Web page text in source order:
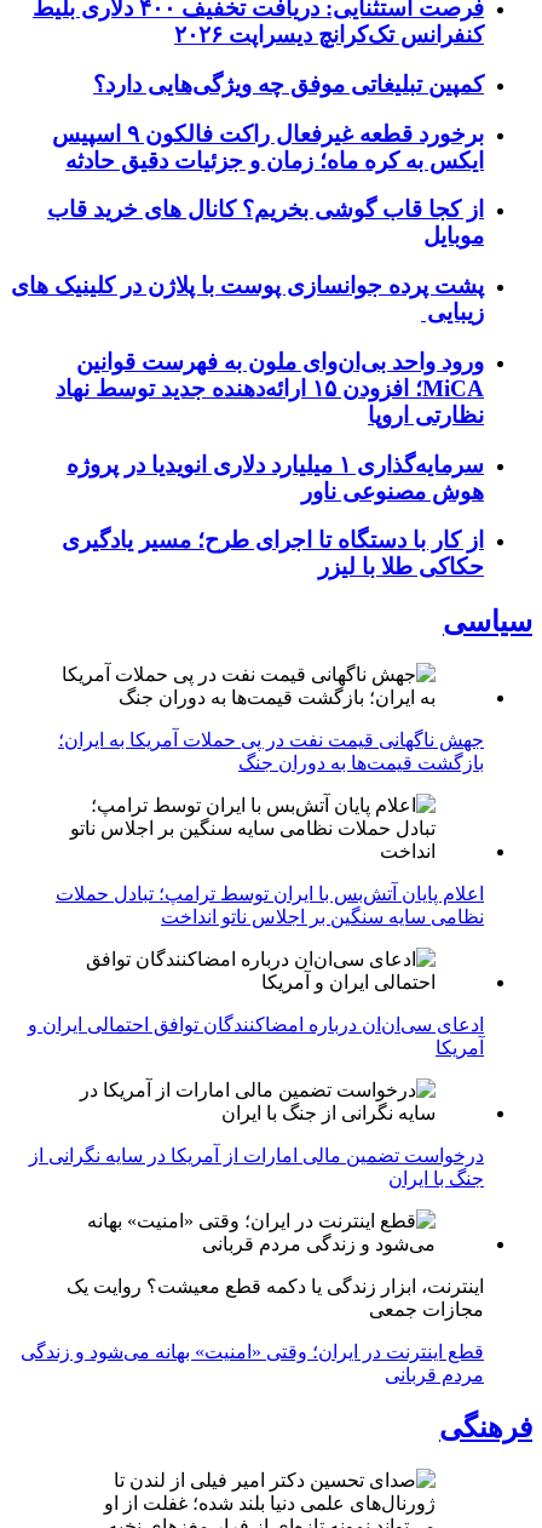
فرصت استثنایی: دریافت تخفیف ۴۰۰ دلاری بلیط
کنفرانس تک‌کرانچ دیسراپت ۲۰۲۶
کمپین تبلیغاتی موفق چه ویژگی‌هایی دارد؟
برخورد قطعه غیرفعال راکت فالکون ۹ اسپیس
ایکس به کره ماه؛ زمان و جزئیات دقیق حادثه
از کجا قاب گوشی بخریم؟ کانال های خرید قاب
موبایل
پشت پرده جوانسازی پوست با پلاژن در کلینیک های
زیبایی
ورود واحد بی‌ان‌وای ملون به فهرست قوانین
MiCA؛ افزودن ۱۵ ارائه‌دهنده جدید توسط نهاد
نظارتی اروپا
سرمایه‌گذاری ۱ میلیارد دلاری انویدیا در پروژه
هوش مصنوعی ناور
از کار با دستگاه تا اجرای طرح؛ مسیر یادگیری
حکاکی طلا با لیزر
سیاسی
جهش ناگهانی قیمت نفت در پی حملات آمریکا به ایران؛
بازگشت قیمت‌ها به دوران جنگ
اعلام پایان آتش‌بس با ایران توسط ترامپ؛ تبادل حملات
نظامی سایه سنگین بر اجلاس ناتو انداخت
ادعای سی‌ان‌ان درباره امضاکنندگان توافق احتمالی ایران و
آمریکا
درخواست تضمین مالی امارات از آمریکا در سایه نگرانی از
جنگ با ایران
اینترنت، ابزار زندگی یا دکمه قطع معیشت؟ روایت یک
مجازات جمعی
قطع اینترنت در ایران؛ وقتی «امنیت» بهانه می‌شود و زندگی
مردم قربانی
فرهنگی